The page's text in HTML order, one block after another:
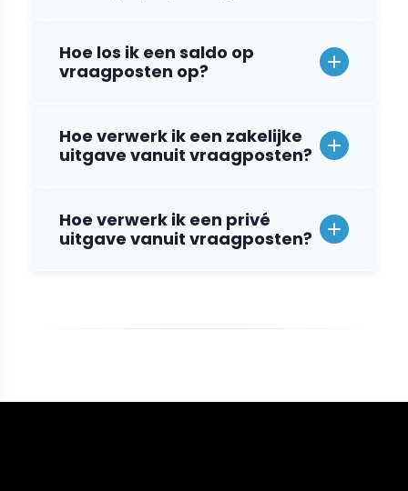
Hoe los ik een saldo op
vraagposten op?
Hoe verwerk ik een zakelijke
uitgave vanuit vraagposten?
Hoe verwerk ik een privé
uitgave vanuit vraagposten?